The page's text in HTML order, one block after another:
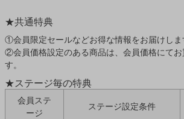
★共通特典
①会員限定セールなどお得な情報をお届けしま
②会員価格設定のある商品は、会員価格にてお
す。
★ステージ毎の特典
会員ステ
ージ
ステージ設定条件